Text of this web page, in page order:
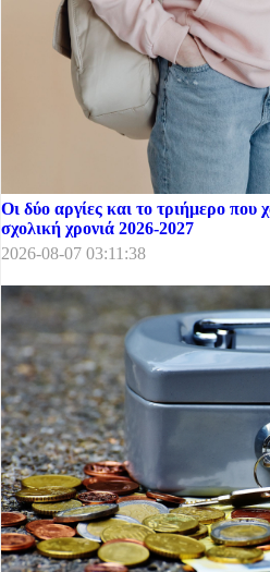
Οι δύο αργίες και το τριήμερο που
σχολική χρονιά 2026-2027
2026-08-07 03:11:38